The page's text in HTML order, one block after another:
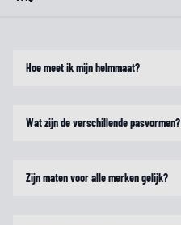
Hoe meet ik mijn helmmaat?
Wat zijn de verschillende pasvormen?
Zijn maten voor alle merken gelijk?